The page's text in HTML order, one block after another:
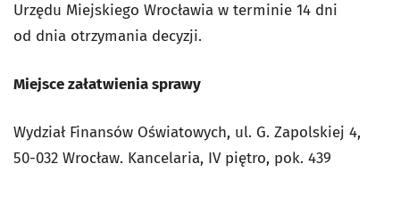
Urzędu Miejskiego Wrocławia w terminie 14 dni
od dnia otrzymania decyzji.
Miejsce załatwienia sprawy
Wydział Finansów Oświatowych, ul. G. Zapolskiej 4,
50-032 Wrocław. Kancelaria, IV piętro, pok. 439